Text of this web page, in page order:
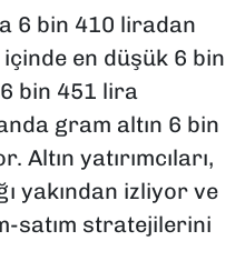
6 bin 410 liradan
en düşük 6 bin
bin 451 lira
gram altın 6 bin
Altın yatırımcıları,
yakından izliyor ve
satım stratejilerini